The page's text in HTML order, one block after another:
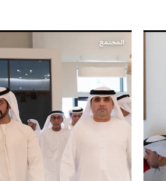
المجتمع